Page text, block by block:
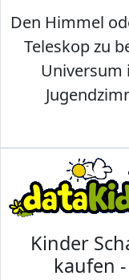
Den Himmel
Teleskop zu
Universum
Kinder
kaufen